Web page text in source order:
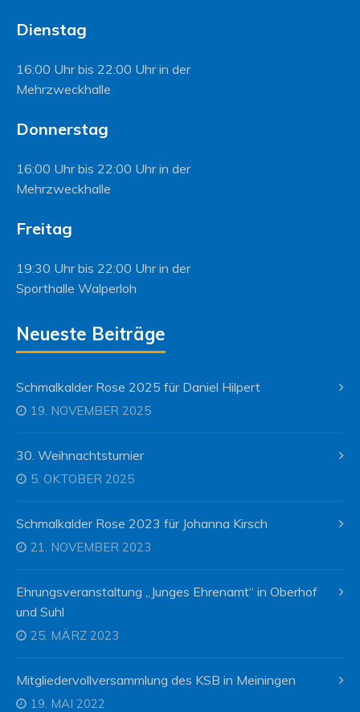
Dienstag
16:00 Uhr bis 22:00 Uhr in der
Mehrzweckhalle
Donnerstag
16:00 Uhr bis 22:00 Uhr in der
Mehrzweckhalle
Freitag
19:30 Uhr bis 22:00 Uhr in der
Sporthalle Walperloh
Neueste Beiträge
Schmalkalder Rose 2025 für Daniel Hilpert
19. NOVEMBER 2025
30. Weihnachtsturnier
5. OKTOBER 2025
Schmalkalder Rose 2023 für Johanna Kirsch
21. NOVEMBER 2023
Ehrungsveranstaltung „Junges Ehrenamt“ in Oberhof
und Suhl
25. MÄRZ 2023
Mitgliedervollversammlung des KSB in Meiningen
19. MAI 2022